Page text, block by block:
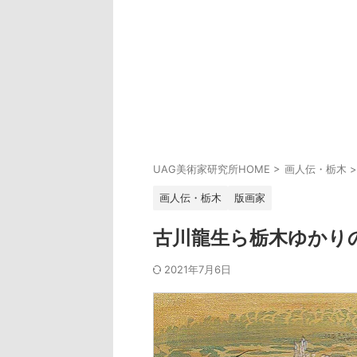
UAG美術家研究所HOME > 画人伝・栃木 >
画人伝・栃木 版画家
古川龍生ら栃木ゆかり
2021年7月6日